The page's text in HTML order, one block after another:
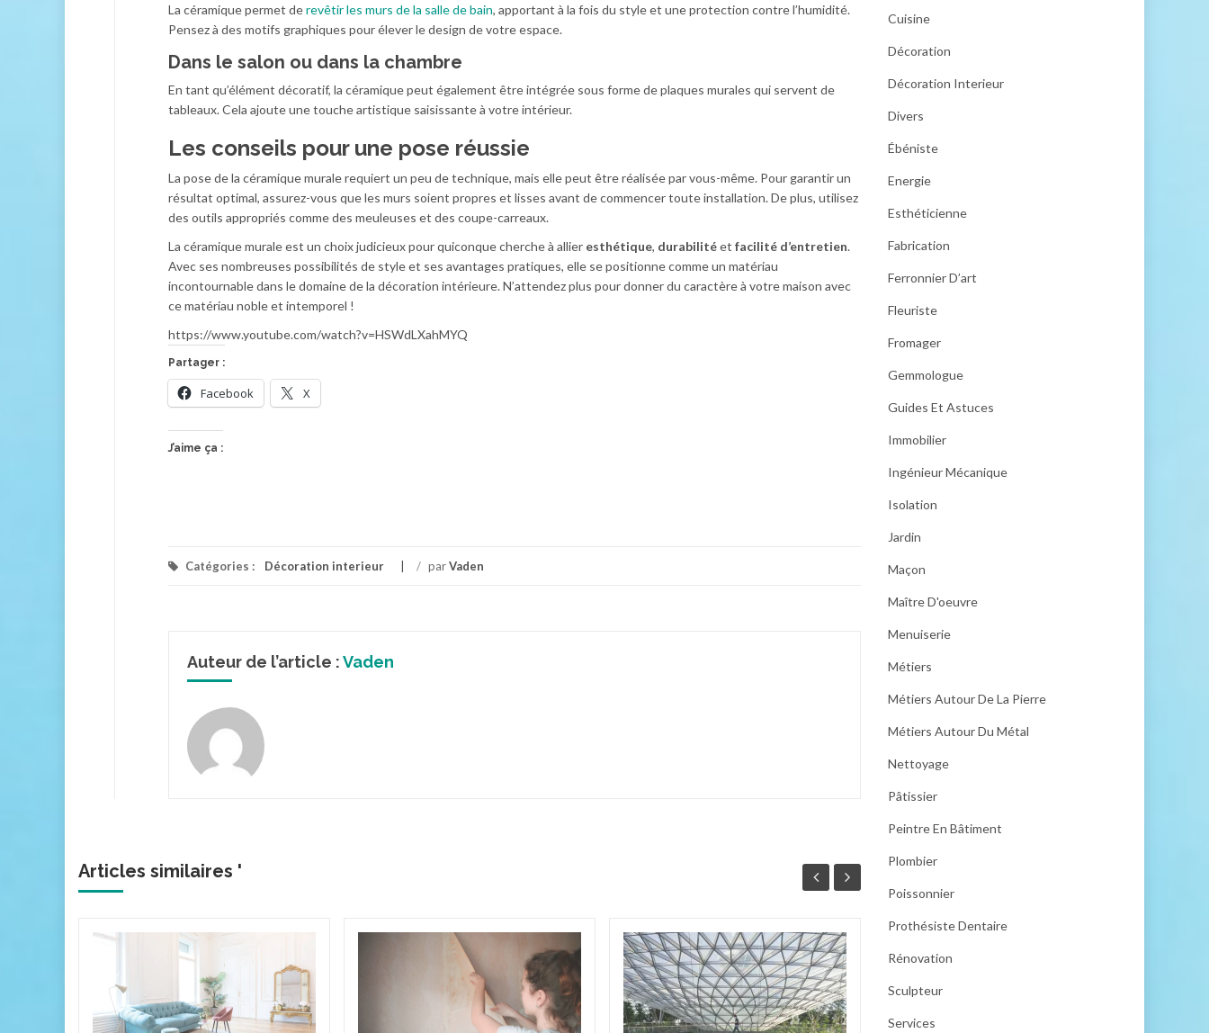
La céramique permet derevêtir les murs de la salle de bain, apportant à la fois du style et une protection contre l’humidité.
Pensez à des motifs graphiques pour élever le design de votre espace.
Dans le salon ou dans la chambre
En tant qu’élément décoratif, la céramique peut également être intégrée sous forme de plaques murales qui servent de
tableaux. Cela ajoute une touche artistique saisissante à votre intérieur.
Les conseils pour une pose réussie
La pose de la céramique murale requiert un peu de technique, mais elle peut être réalisée par vous-même. Pour garantir un
résultat optimal, assurez-vous que les murs soient propres et lisses avant de commencer toute installation. De plus, utilisez
des outils appropriés comme des meuleuses et des coupe-carreaux.
La céramique murale est un choix judicieux pour quiconque cherche à allier esthétique, durabilitéet facilité d’entretien.
Avec ses nombreuses possibilités de style et ses avantages pratiques, elle se positionne comme un matériau
incontournable dans le domaine de la décoration intérieure. N’attendez plus pour donner du caractère à votre maison avec
ce matériau noble et intemporel !
https://www.youtube.com/watch?v=HSWdLXahMYQ
Partager :
Facebook X
J’aime ça :
Catégories : Décoration interieur / parVaden
Auteur de l’article :Vaden
Articles similaires '
04
MAI
Lit escamotable : la
Cuisine
Décoration
Décoration Interieur
Divers
Ébéniste
Energie
Esthéticienne
Fabrication
Ferronnier D’art
Fleuriste
Fromager
Gemmologue
Guides Et Astuces
Immobilier
Ingénieur Mécanique
Isolation
Jardin
Maçon
Maître D'oeuvre
Menuiserie
Métiers
Métiers Autour De La Pierre
Métiers Autour Du Métal
Nettoyage
Pâtissier
Peintre En Bâtiment
Plombier
Poissonnier
Prothésiste Dentaire
Rénovation
Sculpteur
Services